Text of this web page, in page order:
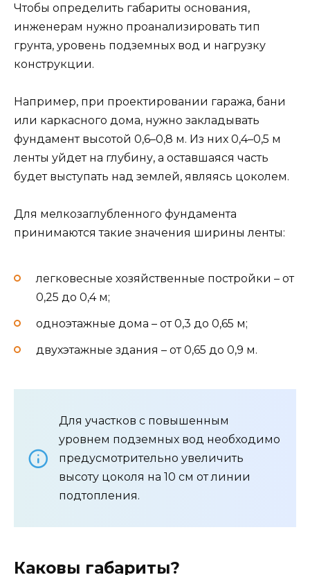
Чтобы определить габариты основания,
инженерам нужно проанализировать тип
грунта, уровень подземных вод и нагрузку
конструкции.
Например, при проектировании гаража, бани
или каркасного дома, нужно закладывать
фундамент высотой 0,6–0,8 м. Из них 0,4–0,5 м
ленты уйдет на глубину, а оставшаяся часть
будет выступать над землей, являясь цоколем.
Для мелкозаглубленного фундамента
принимаются такие значения ширины ленты:
легковесные хозяйственные постройки – от
0,25 до 0,4 м;
одноэтажные дома – от 0,3 до 0,65 м;
двухэтажные здания – от 0,65 до 0,9 м.
Для участков с повышенным
уровнем подземных вод необходимо
предусмотрительно увеличить
высоту цоколя на 10 см от линии
подтопления.
Каковы габариты?